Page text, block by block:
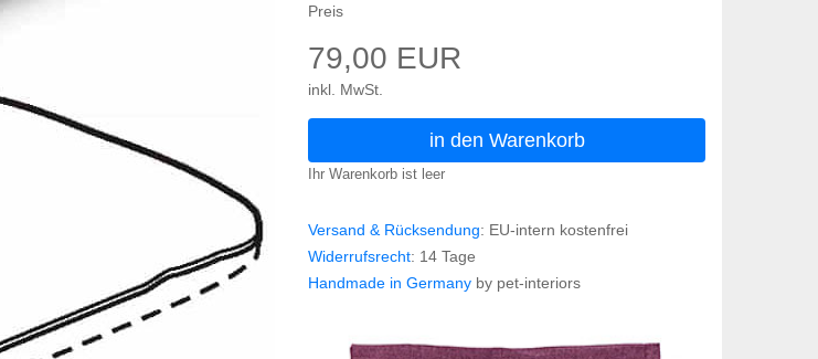
Preis
79,00 EUR
inkl. MwSt.
in den Warenkorb
Ihr Warenkorb ist leer
Versand & Rücksendung: EU-intern kostenfrei
Widerrufsrecht: 14 Tage
Handmade in Germany by pet-interiors